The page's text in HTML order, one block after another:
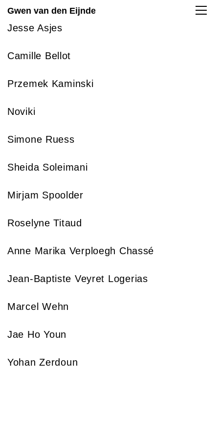
Gwen van den Eijnde
Jesse Asjes
Camille Bellot
Przemek Kaminski
Noviki
Simone Ruess
Sheida Soleimani
Mirjam Spoolder
Roselyne Titaud
Anne Marika Verploegh Chassé
Jean-Baptiste Veyret Logerias
Marcel Wehn
Jae Ho Youn
Yohan Zerdoun